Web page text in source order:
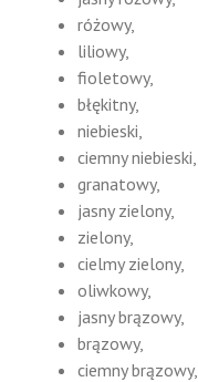
różowy,
liliowy,
fioletowy,
błękitny,
niebieski,
ciemny niebieski,
granatowy,
jasny zielony,
zielony,
cielmy zielony,
oliwkowy,
jasny brązowy,
brązowy,
ciemny brązowy,